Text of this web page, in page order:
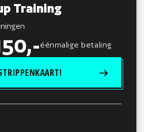
Training
éénmalige betaling